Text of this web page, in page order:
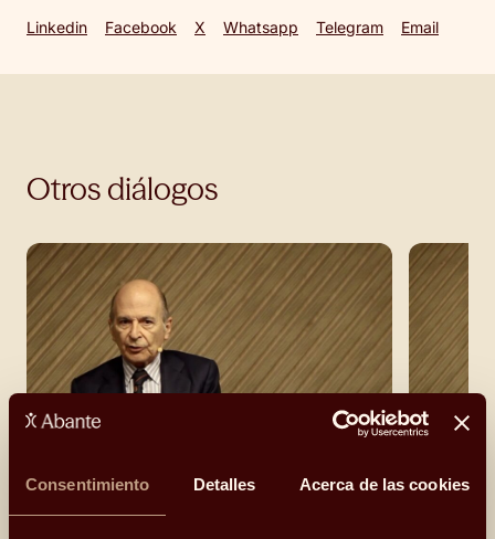
Consentimiento Detalles Acerca de las cookies
Linkedin Facebook X Whatsapp Telegram Email
Otros diálogos
‘La paz